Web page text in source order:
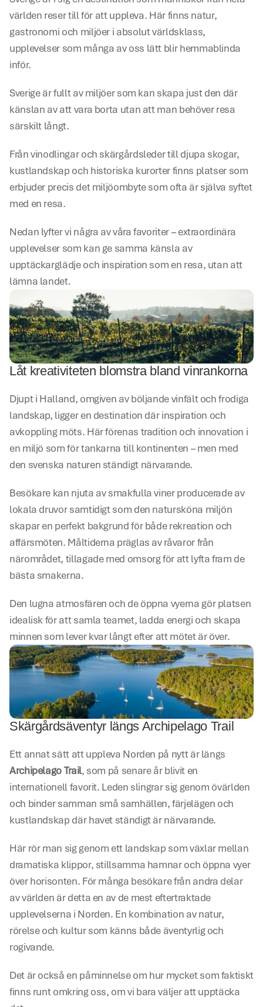
världen reser till för att uppleva. Här finns natur,
gastronomi och miljöer i absolut världsklass,
upplevelser som många av oss lätt blir hemmablinda
inför.
Sverige är fullt av miljöer som kan skapa just den där
känslan av att vara borta utan att man behöver resa
särskilt långt.
Från vinodlingar och skärgårdsleder till djupa skogar,
kustlandskap och historiska kurorter finns platser som
erbjuder precis det miljöombyte som ofta är själva syftet
med en resa.
Nedan lyfter vi några av våra favoriter – extraordinära
upplevelser som kan ge samma känsla av
upptäckarglädje och inspiration som en resa, utan att
lämna landet.
Låt kreativiteten blomstra bland vinrankorna
Djupt i Halland, omgiven av böljande vinfält och frodiga
landskap, ligger en destination där inspiration och
avkoppling möts. Här förenas tradition och innovation i
en miljö som för tankarna till kontinenten – men med
den svenska naturen ständigt närvarande.
Besökare kan njuta av smakfulla viner producerade av
lokala druvor samtidigt som den natursköna miljön
skapar en perfekt bakgrund för både rekreation och
affärsmöten. Måltiderna präglas av råvaror från
närområdet, tillagade med omsorg för att lyfta fram de
bästa smakerna.
Den lugna atmosfären och de öppna vyerna gör platsen
idealisk för att samla teamet, ladda energi och skapa
minnen som lever kvar långt efter att mötet är över.
Skärgårdsäventyr längs Archipelago Trail
Archipelago Trail, som på senare år blivit en
internationell favorit. Leden slingrar sig genom övärlden
och binder samman små samhällen, färjelägen och
kustlandskap där havet ständigt är närvarande.
Här rör man sig genom ett landskap som växlar mellan
dramatiska klippor, stillsamma hamnar och öppna vyer
över horisonten. För många besökare från andra delar
av världen är detta en av de mest eftertraktade
upplevelserna i Norden. En kombination av natur,
rörelse och kultur som känns både äventyrlig och
rogivande.
Det är också en påminnelse om hur mycket som faktiskt
finns runt omkring oss, om vi bara väljer att upptäcka